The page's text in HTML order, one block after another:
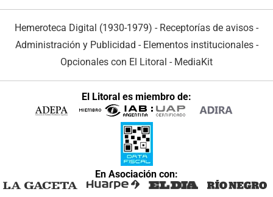
Hemeroteca Digital (1930-1979) - Receptorías de avisos -
Administración y Publicidad - Elementos institucionales-
Opcionales con El Litoral - MediaKit
El Litoral es miembro de:
En Asociación con: